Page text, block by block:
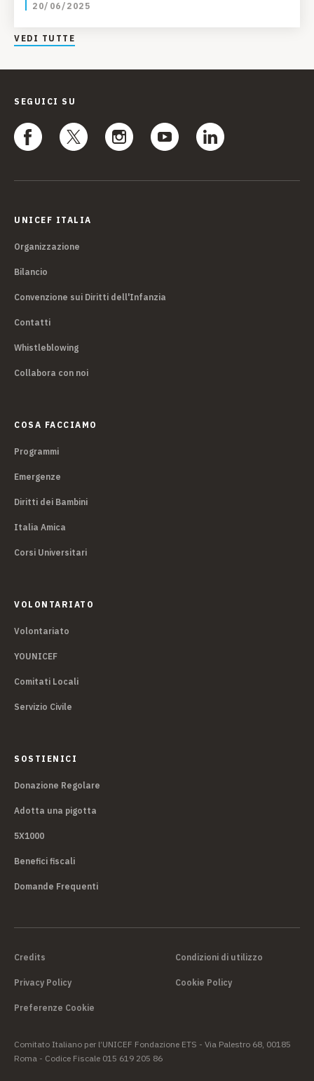
20/06/2025
VEDI TUTTE
SEGUICI SU
UNICEF ITALIA
Organizzazione
Bilancio
Convenzione sui Diritti dell'Infanzia
Contatti
Whistleblowing
Collabora con noi
COSA FACCIAMO
Programmi
Emergenze
Diritti dei Bambini
Italia Amica
Corsi Universitari
VOLONTARIATO
Volontariato
YOUNICEF
Comitati Locali
Servizio Civile
SOSTIENICI
Donazione Regolare
Adotta una pigotta
5X1000
Benefici fiscali
Domande Frequenti
Credits Condizioni di utilizzo
Privacy Policy Cookie Policy
Preferenze Cookie
Comitato Italiano per l’UNICEF Fondazione ETS - Via Palestro 68, 00185
Roma - Codice Fiscale 015 619 205 86